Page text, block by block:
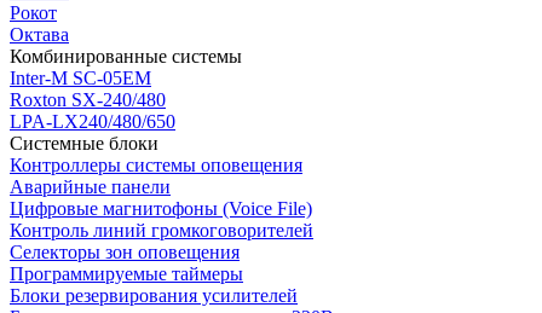
Рокот
Октава
Комбинированные системы
Inter-M SC-05EM
Roxton SX-240/480
LPA-LX240/480/650
Системные блоки
Контроллеры системы оповещения
Аварийные панели
Цифровые магнитофоны (Voice File)
Контроль линий громкоговорителей
Селекторы зон оповещения
Программируемые таймеры
Блоки резервирования усилителей